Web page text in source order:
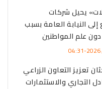
يحيل شركات
إلى النيابة العامة بسبب
علم المواطنين
تعزيز التعاون الزراعي
التجاري والاستثمارات